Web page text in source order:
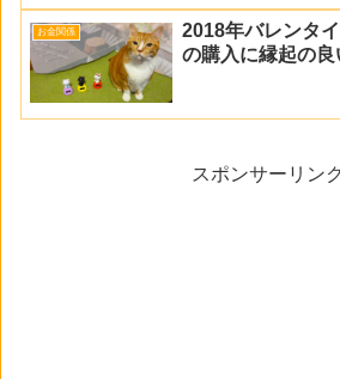
お金関係
2018年バレンタ
の購入に縁起の良
スポンサーリンク